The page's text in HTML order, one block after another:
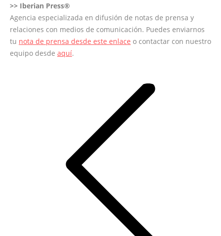
>> Iberian Press®
Agencia especializada en difusión de notas de prensa y
relaciones con medios de comunicación. Puedes enviarnos
tu nota de prensa desde este enlace o contactar con nuestro
equipo desde aquí.